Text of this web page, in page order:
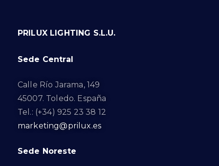
PRILUX LIGHTING S.L.U.
Sede Central
Calle Río Jarama, 149
45007. Toledo. España
Tel.: (+34) 925 23 38 12
marketing@prilux.es
Sede Noreste